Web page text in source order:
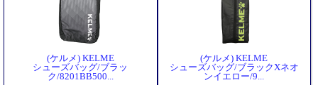
(ケルメ) KELME
シューズバッグ/ブラッ
ク/8201BB500...
(ケルメ) KELME
シューズバッグ/ブラックXネオ
ンイエロー/9...